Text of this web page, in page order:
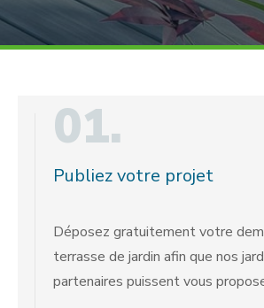
01.
Publiez votre projet
Déposez gratuitement votre
terrasse de jardin afin que nos
partenaires puissent vous